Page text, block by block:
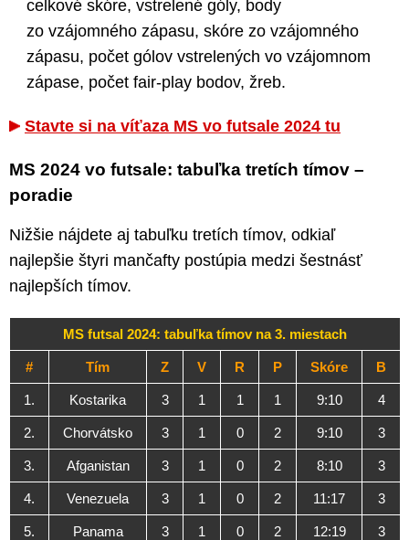
celkové skóre, vstrelené góly, body
zo vzájomného zápasu, skóre zo vzájomného
zápasu, počet gólov vstrelených vo vzájomnom
zápase, počet fair-play bodov, žreb.
Stavte si na víťaza MS vo futsale 2024 tu
MS 2024 vo futsale: tabuľka tretích tímov –
poradie
Nižšie nájdete aj tabuľku tretích tímov, odkiaľ
najlepšie štyri mančafty postúpia medzi šestnásť
najlepších tímov.
MS futsal 2024: tabuľka tímov na 3. miestach
# Tím Z V R P Skóre B
1. Kostarika 3 1 1 1 9:10 4
2. Chorvátsko 3 1 0 2 9:10 3
3. Afganistan 3 1 0 2 8:10 3
4. Venezuela 3 1 0 2 11:17 3
5. Panama 3 1 0 2 12:19 3